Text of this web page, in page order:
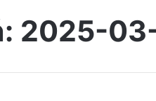
2025-